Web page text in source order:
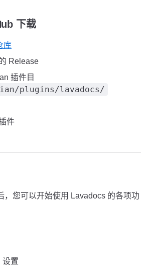
下载
库
Release
插件目
plugins/lavadocs/
件
，您可以开始使用 Lavadocs 的各项功
设置